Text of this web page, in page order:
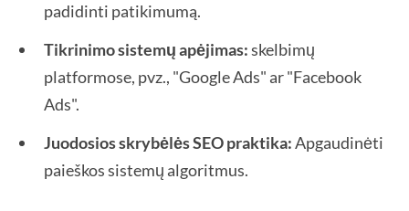
padidinti patikimumą.
Tikrinimo sistemų apėjimas:skelbimų
platformose, pvz., "Google Ads" ar "Facebook
Ads".
Juodosios skrybėlės SEO praktika:Apgaudinėti
paieškos sistemų algoritmus.